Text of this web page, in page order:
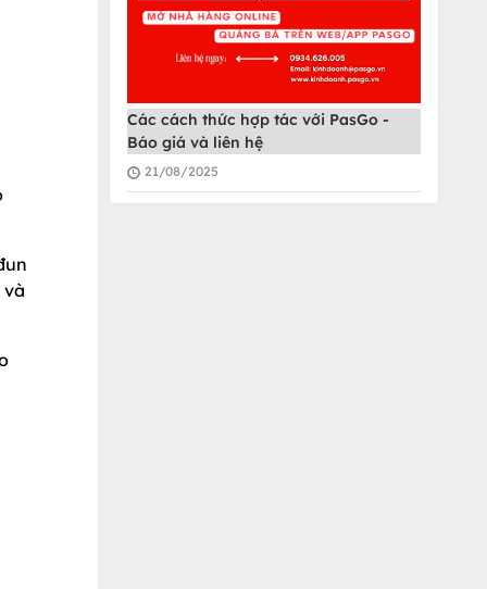
và
Các cách thức hợp tác với PasGo -
Báo giá và liên hệ
21/08/2025